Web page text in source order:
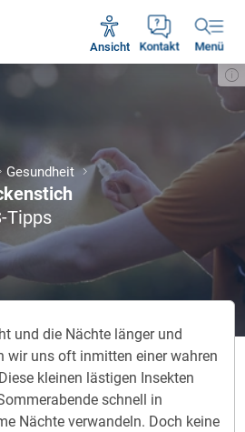
Kontakt
Ansicht Menü
09:00 - 18:30 Uhr
Gesundheit
Tipps
und die Nächte länger und
wir uns oft inmitten einer wahren
kleinen lästigen Insekten
schnell in
Nächte verwandeln. Doch keine